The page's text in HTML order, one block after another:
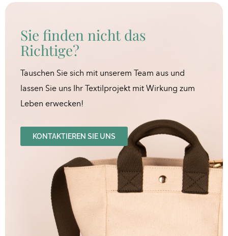
Sie finden nicht das
Richtige?
Tauschen Sie sich mit unserem Team aus und
lassen Sie uns Ihr Textilprojekt mit Wirkung zum
Leben erwecken!
KONTAKTIEREN SIE UNS